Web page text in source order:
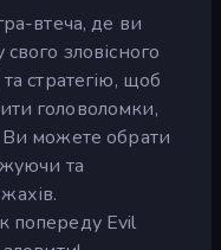
втеча, де ви
зловісного
стратегію, щоб
головоломки,
Ви можете обрати
та
попереду Evil